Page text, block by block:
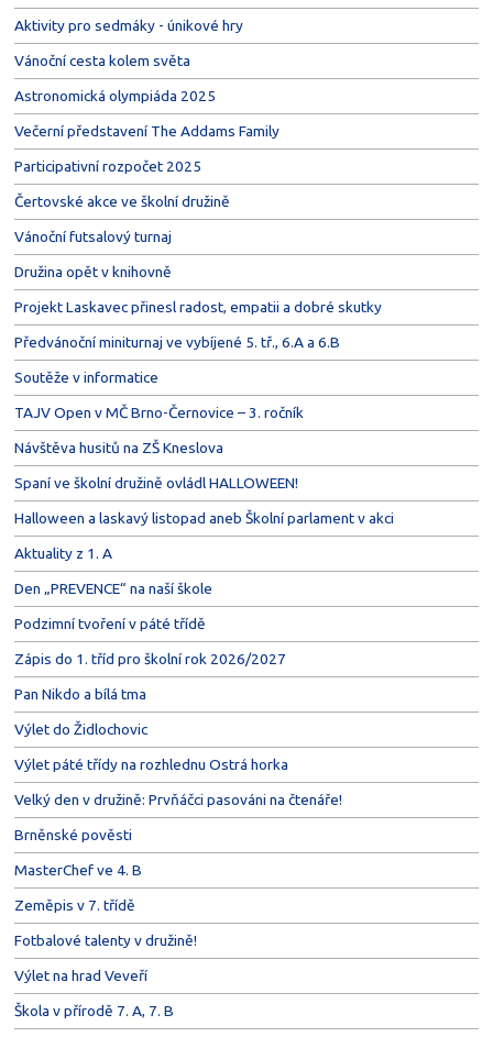
Aktivity pro sedmáky - únikové hry
Vánoční cesta kolem světa
Astronomická olympiáda 2025
Večerní představení The Addams Family
Participativní rozpočet 2025
Čertovské akce ve školní družině
Vánoční futsalový turnaj
Družina opět v knihovně
Projekt Laskavec přinesl radost, empatii a dobré skutky
Předvánoční miniturnaj ve vybíjené 5. tř., 6.A a 6.B
Soutěže v informatice
TAJV Open v MČ Brno-Černovice – 3. ročník
Návštěva husitů na ZŠ Kneslova
Spaní ve školní družině ovládl HALLOWEEN!
Halloween a laskavý listopad aneb Školní parlament v akci
Aktuality z 1. A
Den „PREVENCE“ na naší škole
Podzimní tvoření v páté třídě
Zápis do 1. tříd pro školní rok 2026/2027
Pan Nikdo a bílá tma
Výlet do Židlochovic
Výlet páté třídy na rozhlednu Ostrá horka
Velký den v družině: Prvňáčci pasováni na čtenáře!
Brněnské pověsti
MasterChef ve 4. B
Zeměpis v 7. třídě
Fotbalové talenty v družině!
Výlet na hrad Veveří
Škola v přírodě 7. A, 7. B